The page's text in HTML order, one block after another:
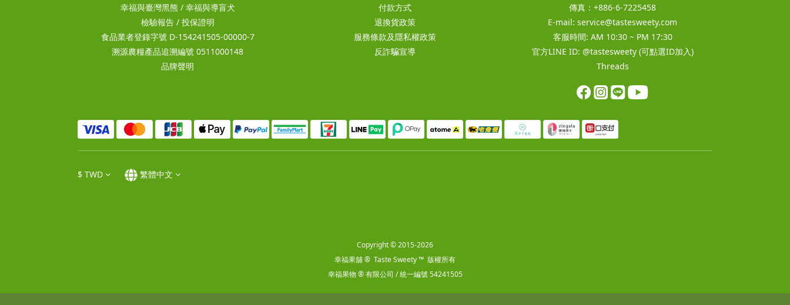
幸福與臺灣黑熊 / 幸福與導盲犬
檢驗報告/ 投保證明
食品業者登錄字號 D-154241505-00000-7
溯源農糧產品追溯編號 0511000148
品牌聲明
付款方式
退換貨政策
服務條款及隱私權政策
反詐騙宣導
傳真：+886-6-7225458
E-mail: service@tastesweety.com
客服時間: AM 10:30 ~ PM 17:30
官方LINE ID: @tastesweety(可點選ID加入)
Threads
$ TWD 繁體中文
Copyright © 2015-2026
幸福果舖 ® Taste Sweety ™ 版權所有
幸福果物 ® 有限公司 / 統一編號 54241505